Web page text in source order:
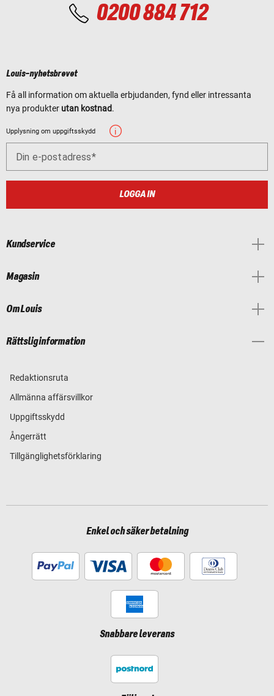
0200 884 712
Louis-nyhetsbrevet
Få all information om aktuella erbjudanden, fynd eller intressanta
nya produkter utan kostnad.
Upplysning om uppgiftsskydd
Din e-postadress
LOGGA IN
Kundservice
Magasin
Om Louis
Rättslig information
Redaktionsruta
Allmänna affärsvillkor
Uppgiftsskydd
Ångerrätt
Tillgänglighetsförklaring
Enkel och säker betalning
Snabbare leverans